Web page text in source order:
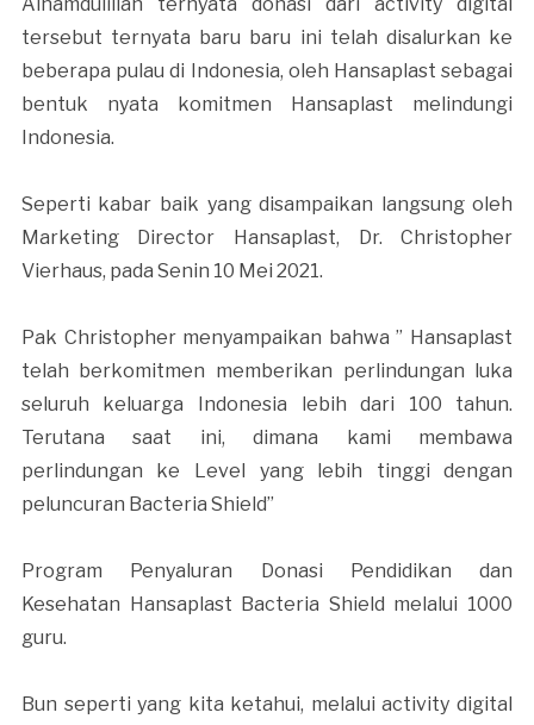
tersebut ternyata baru baru ini telah disalurkan ke
beberapa pulau di Indonesia, oleh Hansaplast sebagai
bentuk nyata komitmen Hansaplast melindungi
Indonesia.
Seperti kabar baik yang disampaikan langsung oleh
Marketing Director Hansaplast, Dr. Christopher
Vierhaus, pada Senin 10 Mei 2021.
Pak Christopher menyampaikan bahwa ” Hansaplast
telah berkomitmen memberikan perlindungan luka
seluruh keluarga Indonesia lebih dari 100 tahun.
Terutana saat ini, dimana kami membawa
perlindungan ke Level yang lebih tinggi dengan
peluncuran Bacteria Shield”
Program Penyaluran Donasi Pendidikan dan
Kesehatan Hansaplast Bacteria Shield melalui 1000
guru.
Bun seperti yang kita ketahui, melalui activity digital